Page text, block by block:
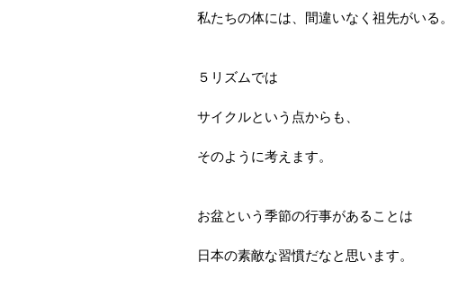
私たちの体には、間違いなく祖先がいる。
５リズムでは
サイクルという点からも、
そのように考えます。
お盆という季節の行事があることは
日本の素敵な習慣だなと思います。